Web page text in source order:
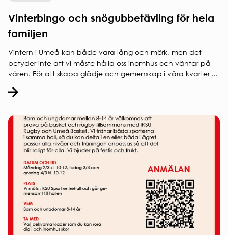
PRESS
och
logotyper
Vinterbingo och snögubbetävling för hela
familjen
Vintern i Umeå kan både vara lång och mörk, men det
betyder inte att vi måste hålla oss inomhus och väntar på
våren. För att skapa glädje och gemenskap i våra kvarter ...